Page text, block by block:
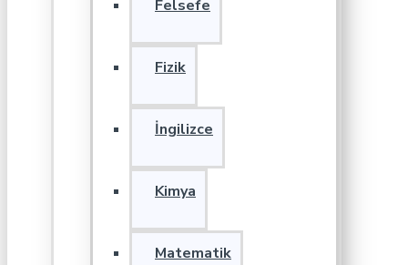
Felsefe
Fizik
İngilizce
Kimya
Matematik